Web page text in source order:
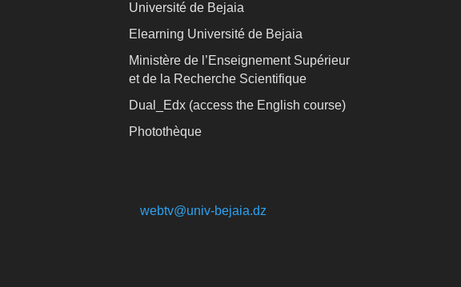
Université de Bejaia
Elearning Université de Bejaia
Ministère de l’Enseignement Supérieur
et de la Recherche Scientifique
Dual_Edx (access the English course)
Photothèque
webtv@univ-bejaia.dz